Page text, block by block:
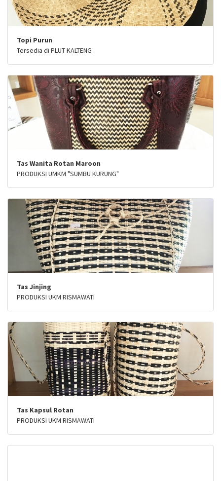
Topi Purun
Tersedia di PLUT KALTENG
Tas Wanita Rotan Maroon
PRODUKSI UMKM "SUMBU KURUNG"
Tas Jinjing
PRODUKSI UKM RISMAWATI
Tas Kapsul Rotan
PRODUKSI UKM RISMAWATI